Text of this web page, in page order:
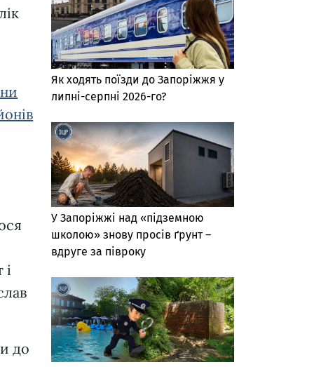
до
Як ходять поїзди до Запоріжжя у
липні-серпні 2026-го?
У Запоріжжі над «підземною
школою» знову просів ґрунт –
вдруге за півроку